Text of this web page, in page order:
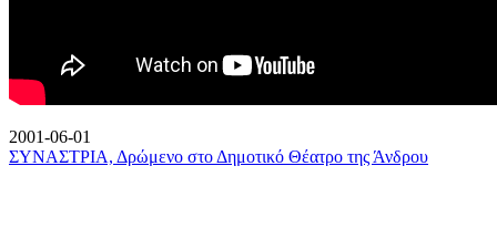
2001-06-01
ΣΥΝΑΣΤΡΙΑ, Δρώμενο στο Δημοτικό Θέατρο της Άνδρου